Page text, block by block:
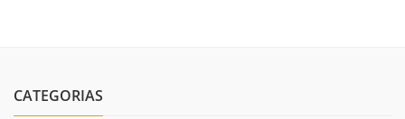
CATEGORIAS